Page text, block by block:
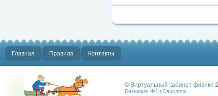
Главная Правила Контакты
© Виртуальный кабинет физики
Гимназия №1 г.Свислочь